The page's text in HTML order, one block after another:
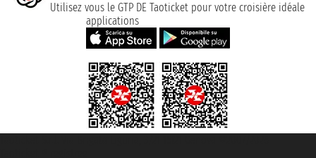
Utilisez vous le GTP DE Taoticket pour votre croisière idéale
applications